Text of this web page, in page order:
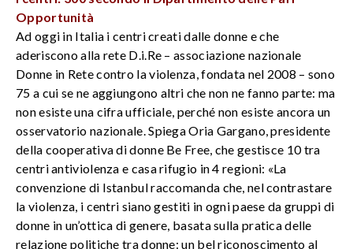
Opportunità
Ad oggi in Italia i centri creati dalle donne e che
aderiscono alla rete D.i.Re – associazione nazionale
Donne in Rete contro la violenza, fondata nel 2008 – sono
75 a cui se ne aggiungono altri che non ne fanno parte: ma
non esiste una cifra ufficiale, perché non esiste ancora un
osservatorio nazionale. Spiega Oria Gargano, presidente
della cooperativa di donne Be Free, che gestisce 10 tra
centri antiviolenza e casa rifugio in 4 regioni: «La
convenzione di Istanbul raccomanda che, nel contrastare
la violenza, i centri siano gestiti in ogni paese da gruppi di
donne in un’ottica di genere, basata sulla pratica delle
relazione politiche tra donne: un bel riconoscimento al